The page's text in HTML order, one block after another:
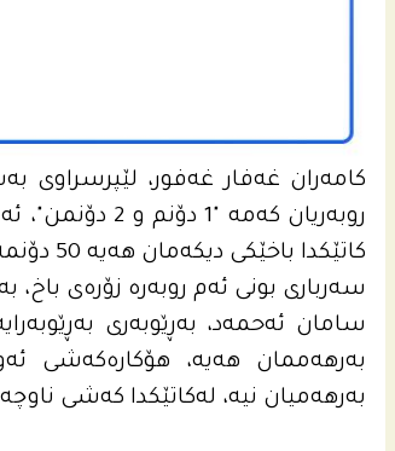
كامه‌ران غه‌فار غه‌فور،
روبه‌ریان
كاتێكدا باخێكى دیكه‌مان هه‌یه ‌50 دۆنمه‌ و تایبه‌ته‌ به‌ خورما ئه‌مانه‌ جیاوازن.
سه‌رباری بونى ئه‌م روبه‌ره‌ زۆره‌ى باخ،
سامان ئه‌حمه‌د، به‌ڕێوبه‌رى
به‌رهه‌ممان هه‌یه‌، هۆكاره‌كه‌شى
به‌رهه‌میان نیه‌، له‌كاتێكدا كه‌شى